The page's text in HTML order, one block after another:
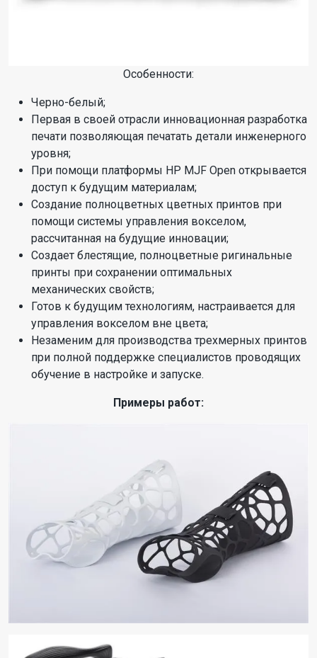
Особенности:
Черно-белый;
Первая в своей отрасли инновационная разработка
печати позволяющая печатать детали инженерного
уровня;
При помощи платформы HP MJF Open открывается
доступ к будущим материалам;
Создание полноцветных цветных принтов при
помощи системы управления вокселом,
рассчитанная на будущие инновации;
Создает блестящие, полноцветные ригинальные
принты при сохранении оптимальных
механических свойств;
Готов к будущим технологиям, настраивается для
управления вокселом вне цвета;
Незаменим для производства трехмерных принтов
при полной поддержке специалистов проводящих
обучение в настройке и запуске.
Примеры работ: